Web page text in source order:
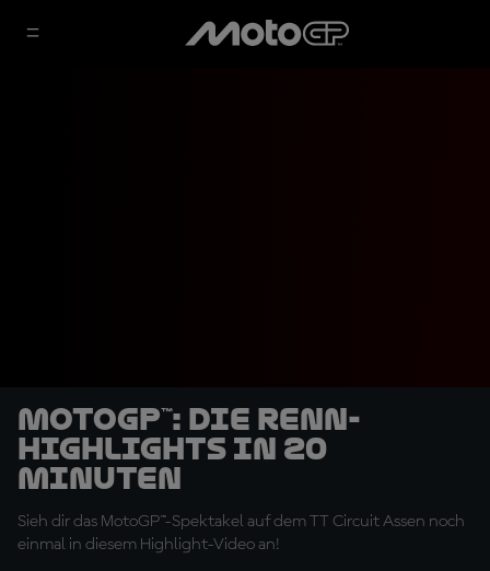
MotoGP™: Die Renn-
Highlights in 20
Minuten
Sieh dir das MotoGP™-Spektakel auf dem TT Circuit Assen noch
einmal in diesem Highlight-Video an!